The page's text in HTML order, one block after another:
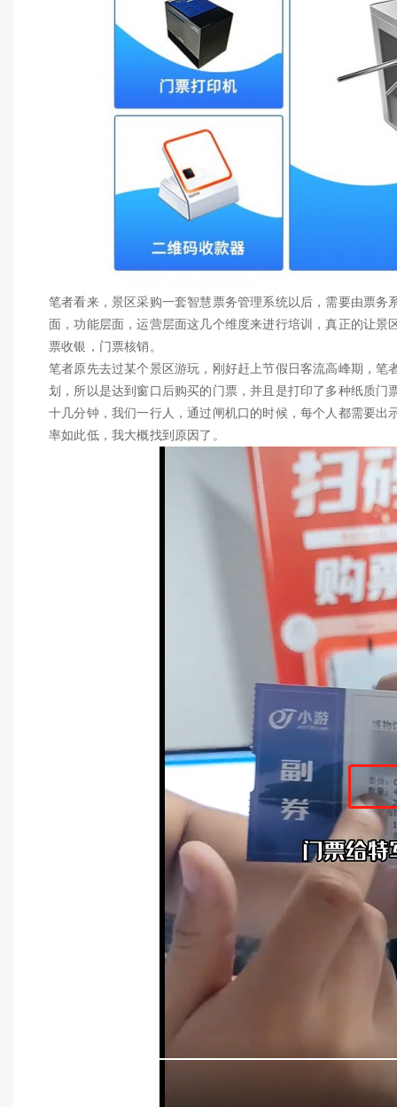
笔者看来，景区采购一套智慧票务管理系统以后，需要由票务
面，功能层面，运营层面这几个维度来进行培训，真正的让
票收银，门票核销。
笔者原先去过某个景区游玩，刚好赶上节假日客流高峰期，笔
划，所以是达到窗口后购买的门票，并且是打印了多种纸质门
十几分钟，我们一行人，通过闸机口的时候，每个人都需要出
率如此低，我大概找到原因了。